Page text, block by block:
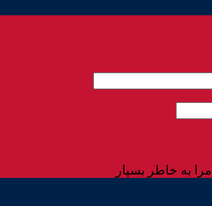
مرا به خاطر بسپار